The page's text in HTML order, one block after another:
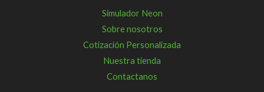
Simulador Neon
Sobre nosotros
Cotización Personalizada
Nuestra tienda
Contactanos